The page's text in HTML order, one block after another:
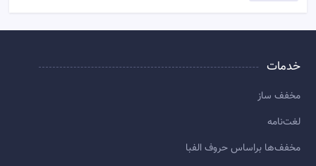
خدمات
مخفف ساز
لغت‌نامه
مخفف‌ها براساس حروف الفبا